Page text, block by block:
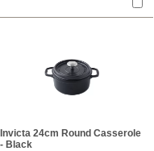
Invicta 24cm Round Casserole
- Black